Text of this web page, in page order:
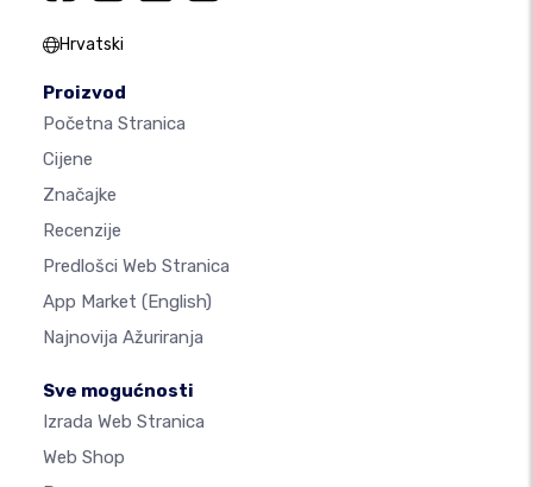
Hrvatski
Proizvod
Početna Stranica
Cijene
Značajke
Recenzije
Predlošci Web Stranica
App Market (English)
Najnovija Ažuriranja
Sve mogućnosti
Izrada Web Stranica
Web Shop